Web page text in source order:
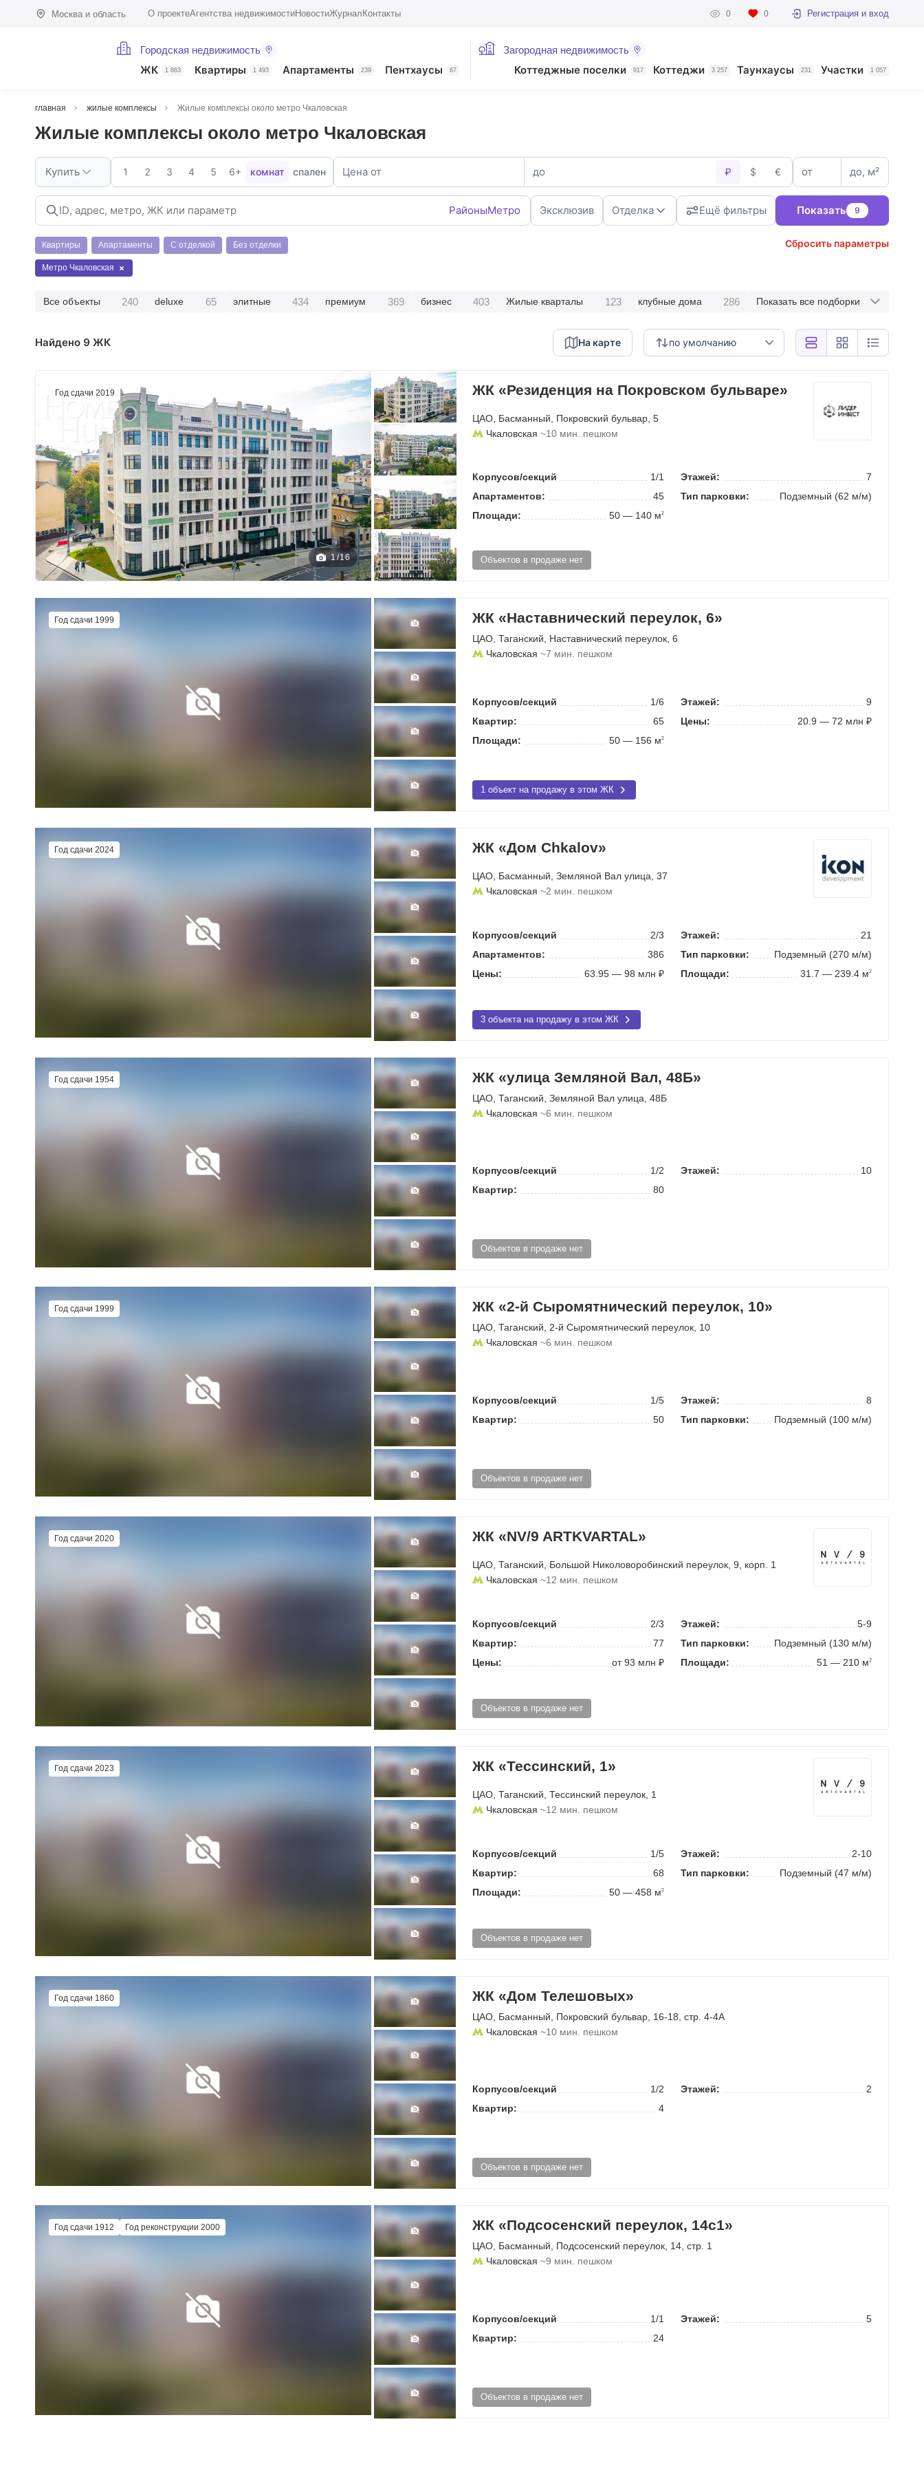
Москва и область О проектеАгентства недвижимостиНовостиЖурнал Контакты 0 0 Регистрация и вход
Городская недвижимость
ЖК 1 863 Квартиры 1 493 Апартаменты 239 Пентхаусы 67
Загородная недвижимость
Коттеджные поселки 917 Коттеджи 3 257 Таунхаусы 231 Участки 1 057
главная жилые комплексы Жилые комплексы около метро Чкаловская
Жилые комплексы около метро Чкаловская
Купить 1 2 3 4 5 6+ комнат спален Цена от до ₽ $ € от до, м²
РайоныМетро Эксклюзив Отделка Ещё фильтры Показать 9
Квартиры Апартаменты С отделкой Без отделки Сбросить параметры
Метро Чкаловская
Все объекты 240 deluxe 65 элитные 434 премиум 369 бизнес 403 Жилые кварталы 123 клубные дома 286 Показать все подборки
Найдено 9 ЖК по умолчанию
На карте
Год сдачи 2019
1/16
ЖК «Резиденция на Покровском бульваре»
ЦАО Басманный Покровский бульвар , 5
Чкаловская ~10 мин. пешком
Корпусов/секций 1/1 Этажей:
7
Апартаментов:
45 Тип парковки:
Подземный (62 м/м)
Площади:
50 — 140 м2
Объектов в продаже нет
Год сдачи 1999 ЖК «Наставнический переулок, 6»
ЦАО Таганский Наставнический переулок , 6
Чкаловская ~7 мин. пешком
Корпусов/секций 1/6 Этажей:
9
Квартир:
65 Цены:
20.9 — 72 млн ₽
Площади:
50 — 156 м2
1 объект на продажу в этом ЖК
Год сдачи 2024 ЖК «Дом Chkalov»
ЦАО Басманный Земляной Вал улица , 37
Чкаловская ~2 мин. пешком
Корпусов/секций 2/3 Этажей:
21
Апартаментов:
386 Тип парковки:
Подземный (270 м/м)
Цены:
63.95 — 98 млн ₽ Площади: 31.7 — 239.4 м2
3 объекта на продажу в этом ЖК
Год сдачи 1954 ЖК «улица Земляной Вал, 48Б»
ЦАО Таганский Земляной Вал улица , 48Б
Чкаловская ~6 мин. пешком
Корпусов/секций 1/2 Этажей:
10
Квартир:
80
Объектов в продаже нет
Год сдачи 1999 ЖК «2-й Сыромятнический переулок, 10»
ЦАО, Таганский, 2-й Сыромятнический переулок, 10
Чкаловская ~6 мин. пешком
Корпусов/секций 1/5 Этажей:
8
Квартир:
50 Тип парковки: Подземный (100 м/м)
Объектов в продаже нет
Год сдачи 2020 ЖК «NV/9 ARTKVARTAL»
ЦАО Таганский Большой Николоворобинский переулок , 9, корп. 1
Чкаловская ~12 мин. пешком
Корпусов/секций 2/3 Этажей:
5-9
Квартир:
77 Тип парковки:
Подземный (130 м/м)
Цены:
от 93 млн ₽ Площади: 51 — 210 м2
Объектов в продаже нет
Год сдачи 2023 ЖК «Тессинский, 1»
ЦАО Таганский Тессинский переулок , 1
Чкаловская ~12 мин. пешком
Корпусов/секций 1/5 Этажей:
2-10
Квартир:
68 Тип парковки:
Подземный (47 м/м)
Площади:
50 — 458 м2
Объектов в продаже нет
Год сдачи 1860 ЖК «Дом Телешовых»
ЦАО Басманный Покровский бульвар , 16-18, стр. 4-4А
Чкаловская ~10 мин. пешком
Корпусов/секций 1/2 Этажей:
2
Квартир:
4
Объектов в продаже нет
Год сдачи 1912 Год реконструкции 2000 ЖК «Подсосенский переулок, 14с1»
ЦАО, Басманный, Подсосенский переулок, 14, стр. 1
Чкаловская ~9 мин. пешком
Корпусов/секций 1/1 Этажей:
5
Квартир:
24
Объектов в продаже нет